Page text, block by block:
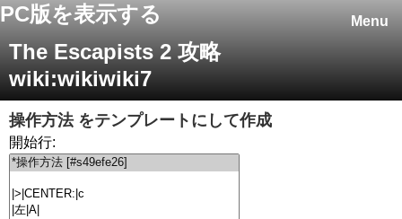
Menu
PC版を表示する
The Escapists 2 攻略
wiki:wikiwiki7
操作方法をテンプレートにして作成
開始行: